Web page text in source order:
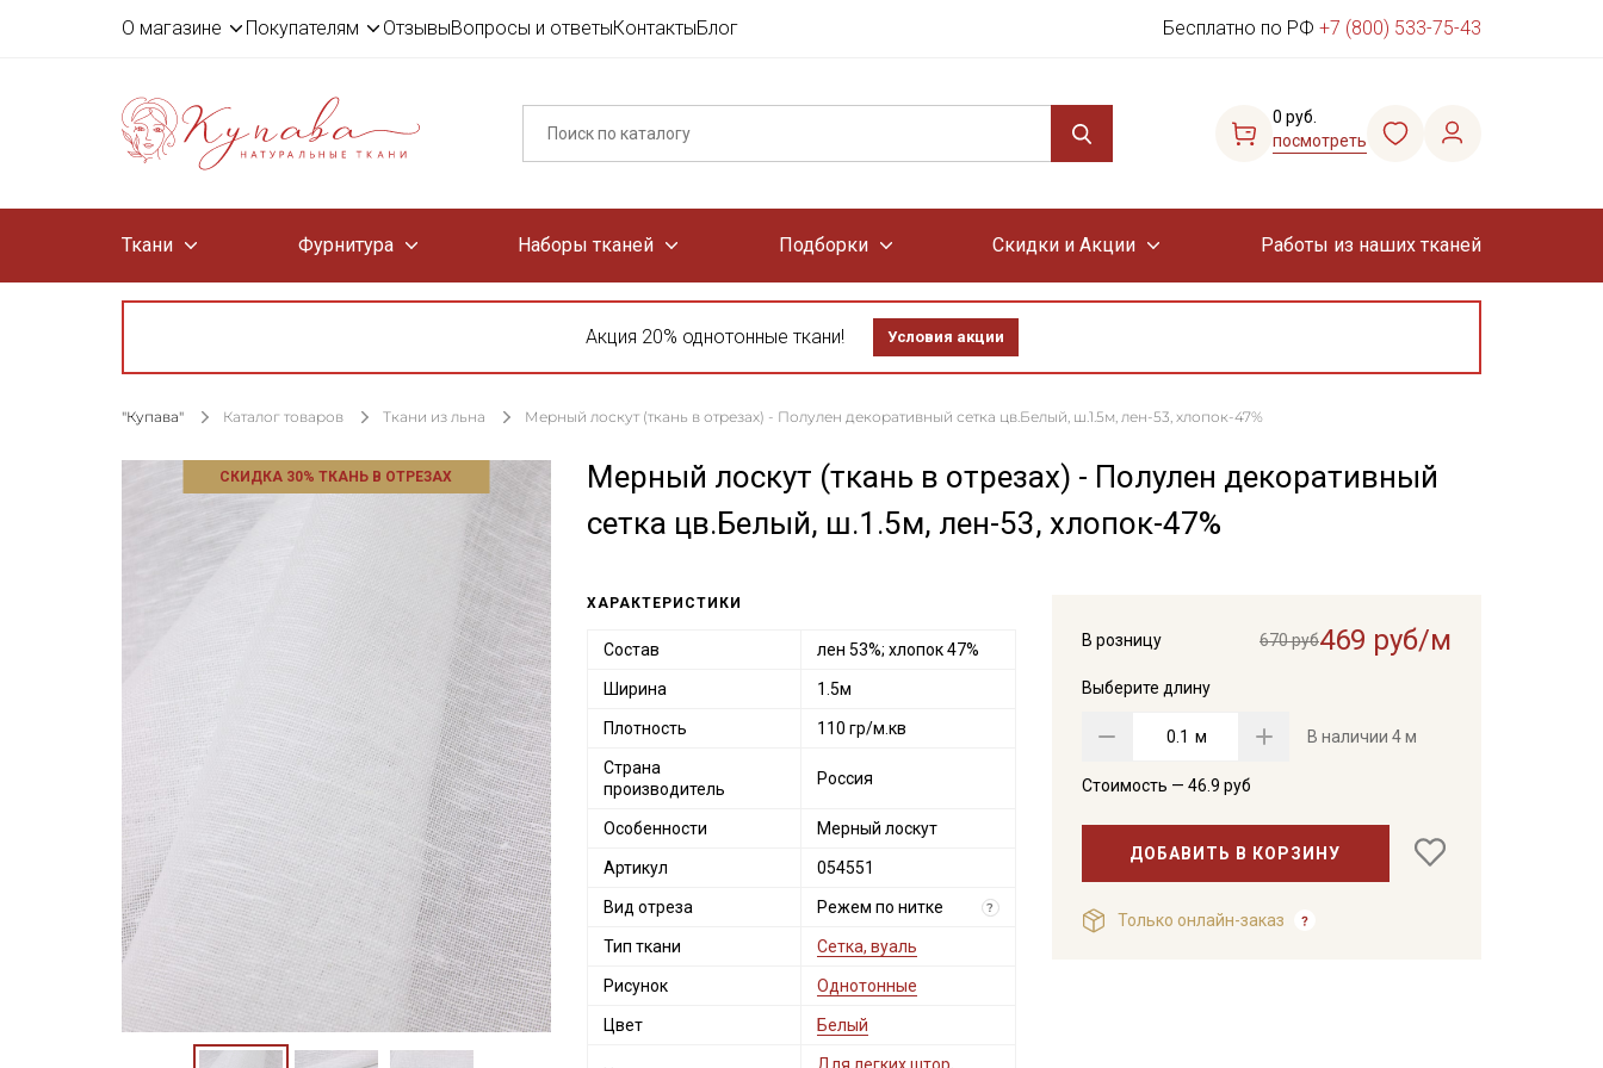
О магазине Покупателям ОтзывыВопросы и ответыКонтактыБлог Бесплатно по РФ +7 (800) 533-75-43
0 руб.
посмотреть
Ткани Фурнитура Наборы тканей Подборки Скидки и Акции Работы из наших тканей
Акция 20% однотонные ткани! Условия акции
"Купава" Каталог товаров Ткани из льна Мерный лоскут (ткань в отрезах) - Полулен декоративный сетка цв.Белый, ш.1.5м, лен-53, хлопок-47%
СКИДКА 30% ТКАНЬ В ОТРЕЗАХ
Мерный лоскут (ткань в отрезах) - Полулен декоративный
сетка цв.Белый, ш.1.5м, лен-53, хлопок-47%
В розницу 670 руб469 руб/м
Выберите длину
м В наличии 4 м
Стоимость — 46.9 руб
ДОБАВИТЬ В КОРЗИНУ
Только онлайн-заказ
ХАРАКТЕРИСТИКИ
Состав лен 53%; хлопок 47%
Ширина 1.5м
Плотность 110 гр/м.кв
Страна
производитель
Россия
Особенности Мерный лоскут
Артикул 054551
Вид отреза Режем по нитке ?
Тип ткани Сетка, вуаль
Рисунок Однотонные
Цвет Белый